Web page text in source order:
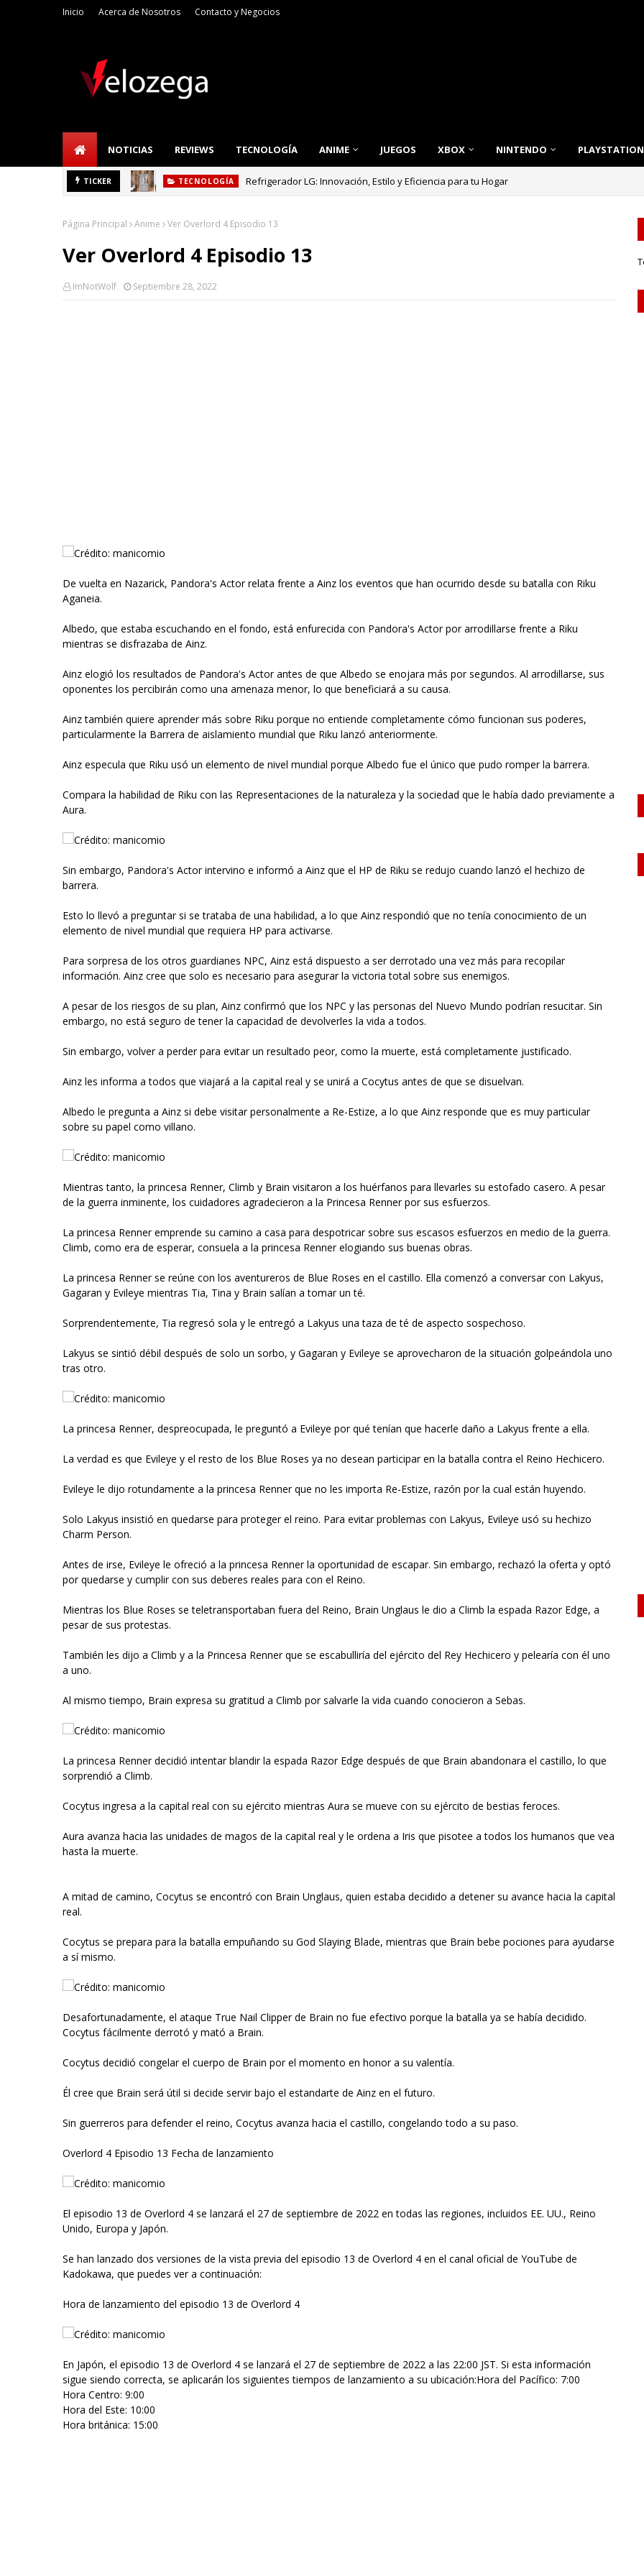
Inicio Acerca de Nosotros Contacto y Negocios
NOTICIAS REVIEWS TECNOLOGÍA ANIME JUEGOS XBOX NINTENDO PLAYSTATION
TICKER TECNOLOGÍA Refrigerador LG: Innovación, Estilo y Eficiencia para tu Hogar
Página Principal Anime Ver Overlord 4 Episodio 13
Ver Overlord 4 Episodio 13
ImNotWolf Septiembre 28, 2022
Crédito: manicomio
De vuelta en Nazarick, Pandora's Actor relata frente a Ainz los eventos que han ocurrido desde su batalla con Riku
Aganeia.
Albedo, que estaba escuchando en el fondo, está enfurecida con Pandora's Actor por arrodillarse frente a Riku
mientras se disfrazaba de Ainz.
Ainz elogió los resultados de Pandora's Actor antes de que Albedo se enojara más por segundos. Al arrodillarse, sus
oponentes los percibirán como una amenaza menor, lo que beneficiará a su causa.
Ainz también quiere aprender más sobre Riku porque no entiende completamente cómo funcionan sus poderes,
particularmente la Barrera de aislamiento mundial que Riku lanzó anteriormente.
Ainz especula que Riku usó un elemento de nivel mundial porque Albedo fue el único que pudo romper la barrera.
Compara la habilidad de Riku con las Representaciones de la naturaleza y la sociedad que le había dado previamente a
Aura.
Crédito: manicomio
Sin embargo, Pandora's Actor intervino e informó a Ainz que el HP de Riku se redujo cuando lanzó el hechizo de
barrera.
Esto lo llevó a preguntar si se trataba de una habilidad, a lo que Ainz respondió que no tenía conocimiento de un
elemento de nivel mundial que requiera HP para activarse.
Para sorpresa de los otros guardianes NPC, Ainz está dispuesto a ser derrotado una vez más para recopilar
información. Ainz cree que solo es necesario para asegurar la victoria total sobre sus enemigos.
A pesar de los riesgos de su plan, Ainz confirmó que los NPC y las personas del Nuevo Mundo podrían resucitar. Sin
embargo, no está seguro de tener la capacidad de devolverles la vida a todos.
Sin embargo, volver a perder para evitar un resultado peor, como la muerte, está completamente justificado.
Ainz les informa a todos que viajará a la capital real y se unirá a Cocytus antes de que se disuelvan.
Albedo le pregunta a Ainz si debe visitar personalmente a Re-Estize, a lo que Ainz responde que es muy particular
sobre su papel como villano.
Crédito: manicomio
Mientras tanto, la princesa Renner, Climb y Brain visitaron a los huérfanos para llevarles su estofado casero. A pesar
de la guerra inminente, los cuidadores agradecieron a la Princesa Renner por sus esfuerzos.
La princesa Renner emprende su camino a casa para despotricar sobre sus escasos esfuerzos en medio de la guerra.
Climb, como era de esperar, consuela a la princesa Renner elogiando sus buenas obras.
La princesa Renner se reúne con los aventureros de Blue Roses en el castillo. Ella comenzó a conversar con Lakyus,
Gagaran y Evileye mientras Tia, Tina y Brain salían a tomar un té.
Sorprendentemente, Tia regresó sola y le entregó a Lakyus una taza de té de aspecto sospechoso.
Lakyus se sintió débil después de solo un sorbo, y Gagaran y Evileye se aprovecharon de la situación golpeándola uno
tras otro.
Crédito: manicomio
La princesa Renner, despreocupada, le preguntó a Evileye por qué tenían que hacerle daño a Lakyus frente a ella.
La verdad es que Evileye y el resto de los Blue Roses ya no desean participar en la batalla contra el Reino Hechicero.
Evileye le dijo rotundamente a la princesa Renner que no les importa Re-Estize, razón por la cual están huyendo.
Solo Lakyus insistió en quedarse para proteger el reino. Para evitar problemas con Lakyus, Evileye usó su hechizo
Charm Person.
Antes de irse, Evileye le ofreció a la princesa Renner la oportunidad de escapar. Sin embargo, rechazó la oferta y optó
por quedarse y cumplir con sus deberes reales para con el Reino.
Mientras los Blue Roses se teletransportaban fuera del Reino, Brain Unglaus le dio a Climb la espada Razor Edge, a
pesar de sus protestas.
También les dijo a Climb y a la Princesa Renner que se escabulliría del ejército del Rey Hechicero y pelearía con él uno
a uno.
Al mismo tiempo, Brain expresa su gratitud a Climb por salvarle la vida cuando conocieron a Sebas.
Crédito: manicomio
La princesa Renner decidió intentar blandir la espada Razor Edge después de que Brain abandonara el castillo, lo que
sorprendió a Climb.
Cocytus ingresa a la capital real con su ejército mientras Aura se mueve con su ejército de bestias feroces.
Aura avanza hacia las unidades de magos de la capital real y le ordena a Iris que pisotee a todos los humanos que vea
hasta la muerte.
A mitad de camino, Cocytus se encontró con Brain Unglaus, quien estaba decidido a detener su avance hacia la capital
real.
Cocytus se prepara para la batalla empuñando su God Slaying Blade, mientras que Brain bebe pociones para ayudarse
a sí mismo.
Crédito: manicomio
Desafortunadamente, el ataque True Nail Clipper de Brain no fue efectivo porque la batalla ya se había decidido.
Cocytus fácilmente derrotó y mató a Brain.
Cocytus decidió congelar el cuerpo de Brain por el momento en honor a su valentía.
Él cree que Brain será útil si decide servir bajo el estandarte de Ainz en el futuro.
Sin guerreros para defender el reino, Cocytus avanza hacia el castillo, congelando todo a su paso.
Overlord 4 Episodio 13 Fecha de lanzamiento
Crédito: manicomio
El episodio 13 de Overlord 4 se lanzará el 27 de septiembre de 2022 en todas las regiones, incluidos EE. UU., Reino
Unido, Europa y Japón.
Se han lanzado dos versiones de la vista previa del episodio 13 de Overlord 4 en el canal oficial de YouTube de
Kadokawa, que puedes ver a continuación:
Hora de lanzamiento del episodio 13 de Overlord 4
Crédito: manicomio
En Japón, el episodio 13 de Overlord 4 se lanzará el 27 de septiembre de 2022 a las 22:00 JST. Si esta información
sigue siendo correcta, se aplicarán los siguientes tiempos de lanzamiento a su ubicación:Hora del Pacífico: 7:00
Hora Centro: 9:00
Hora del Este: 10:00
Hora británica: 15:00